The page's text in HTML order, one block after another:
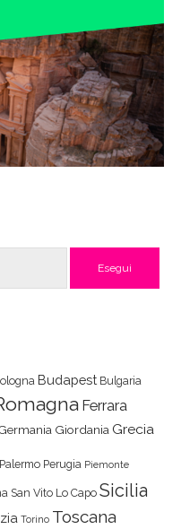
Budapest Bulgaria
Ferrara
Giordania Grecia
Palermo Perugia Piemonte
San Vito Lo Capo Sicilia
Torino Toscana